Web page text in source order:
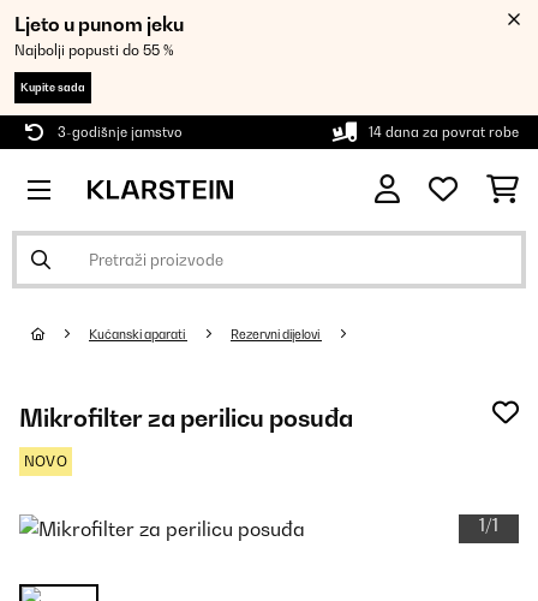
Ljeto u punom jeku
Najbolji popusti do 55 %
Kupite sada
3-godišnje jamstvo 14 dana za povrat robe
Kućanski aparati Rezervni dijelovi
Mikrofilter za perilicu posuđa
NOVO
1/1